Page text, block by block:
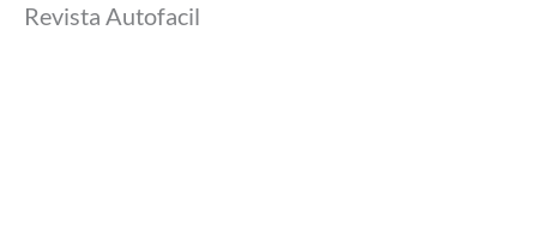
Revista Autofacil